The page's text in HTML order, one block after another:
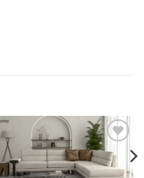
Αγαπημένο